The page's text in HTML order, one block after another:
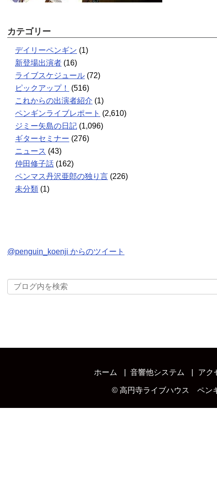
カテゴリー
デイリーペンギン (1)
新登場出演者 (16)
ライブスケジュール (72)
ピックアップ！
(516)
これからの出演者紹介 (1)
ペンギンライブレポート (2,610)
ジミー矢島の日記 (1,096)
ギターセミナー (276)
ニュース (43)
仲田修子話 (162)
ペンマス丹沢亜郎の独り言 (226)
未分類 (1)
@penguin_koenji からのツイート
ホーム 音響他システム アク
© 高円寺ライブハウス ペン